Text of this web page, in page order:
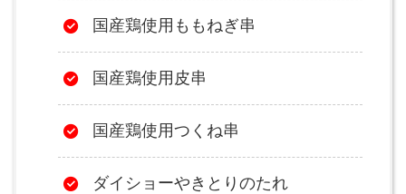
国産鶏使用ももねぎ串
国産鶏使用皮串
国産鶏使用つくね串
ダイショーやきとりのたれ